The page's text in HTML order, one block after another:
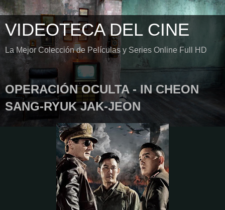
VIDEOTECA DEL CINE
La Mejor Colección de Películas y Series Online Full HD
OPERACIÓN OCULTA - IN CHEON
SANG-RYUK JAK-JEON